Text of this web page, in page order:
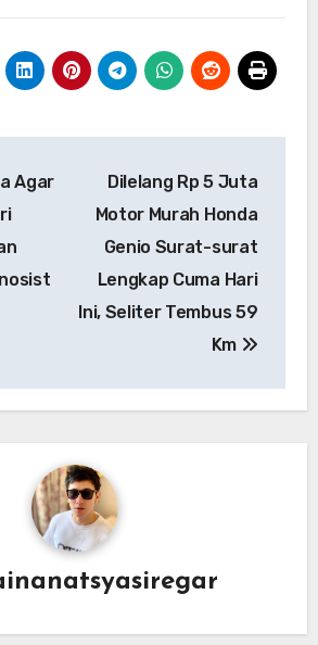
Agar
Dilelang Rp 5 Juta
Motor Murah Honda
Genio Surat-surat
Lengkap Cuma Hari
Ini, Seliter Tembus 59
Km